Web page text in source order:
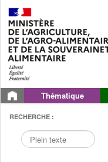
Thématique
RECHERCHE :